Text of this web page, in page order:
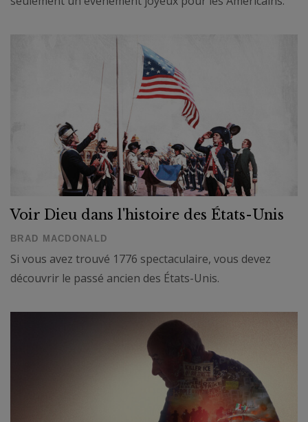
Voir Dieu dans l'histoire des États-Unis
BRAD MACDONALD
Si vous avez trouvé 1776 spectaculaire, vous devez
découvrir le passé ancien des États-Unis.